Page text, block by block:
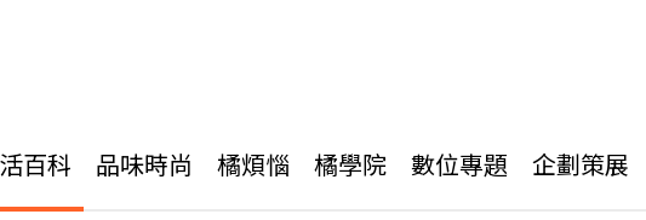
百科 品味時尚 橘煩惱 橘學院 數位專題 企劃策展